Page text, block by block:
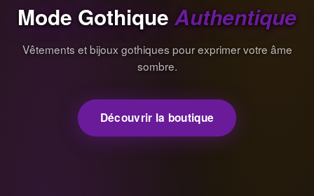
Mode Gothique Authentique
Vêtements et bijoux gothiques pour exprimer votre âme
sombre.
Découvrir la boutique